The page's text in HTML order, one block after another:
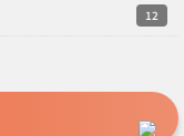
12